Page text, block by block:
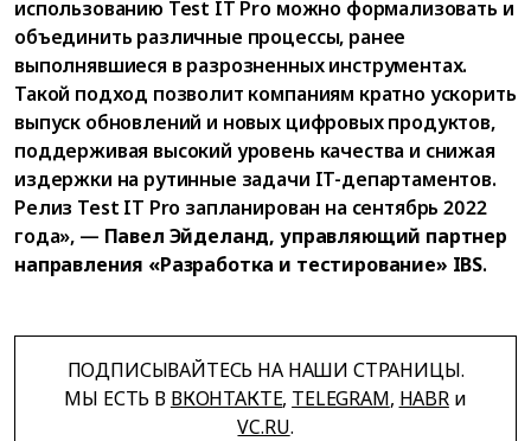
использованию Test IT Pro можно формализовать и
объединить различные процессы, ранее
выполнявшиеся в разрозненных инструментах.
Такой подход позволит компаниям кратно ускорить
выпуск обновлений и новых цифровых продуктов,
поддерживая высокий уровень качества и снижая
издержки на рутинные задачи IT-департаментов.
Релиз Test IT Pro запланирован на сентябрь 2022
года», — Павел Эйделанд, управляющий партнер
направления «Разработка и тестирование» IBS.
ПОДПИСЫВАЙТЕСЬ НА НАШИ СТРАНИЦЫ.
МЫ ЕСТЬ В ВКОНТАКТЕ, TELEGRAM, HABRи
VC.RU.